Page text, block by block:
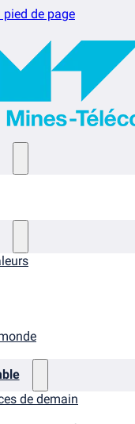
pied de page
de demain